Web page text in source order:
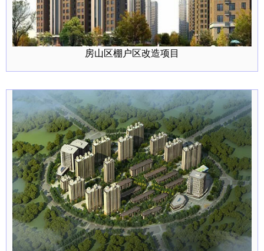
房山区棚户区改造项目